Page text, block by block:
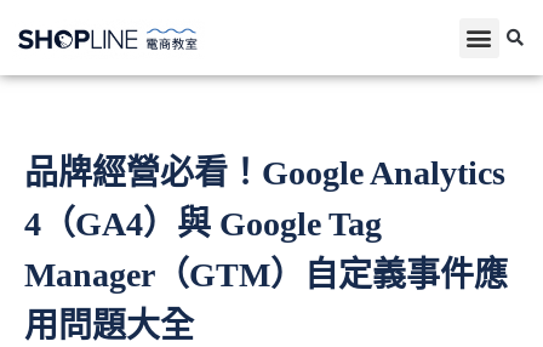
品牌經營必看！Google Analytics
4（GA4）與 Google Tag
Manager（GTM）自定義事件應
用問題大全